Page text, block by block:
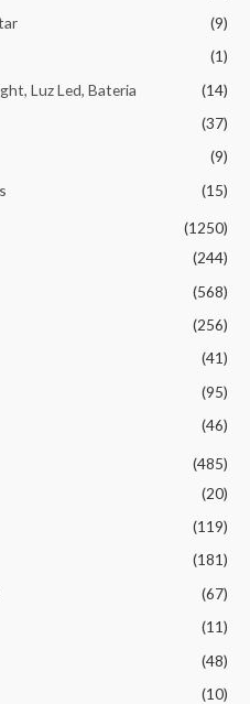
(9)
(1)
Luz Led, Bateria
(14)
(37)
(9)
(15)
(1250)
(244)
(568)
(256)
(41)
(95)
(46)
(485)
(20)
(119)
(181)
(67)
(11)
(48)
(10)